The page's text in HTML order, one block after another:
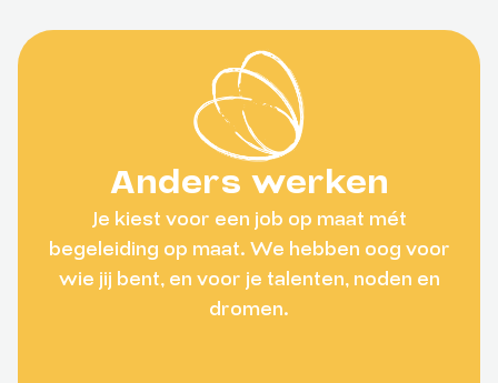
Anders werken
Je kiest voor een job op maat mét
begeleiding op maat. We hebben oog voor
wie jij bent, en voor je talenten, noden en
dromen.